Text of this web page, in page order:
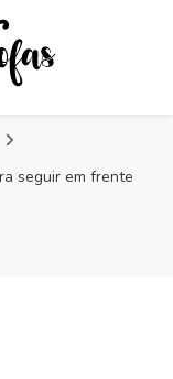
seguir em frente